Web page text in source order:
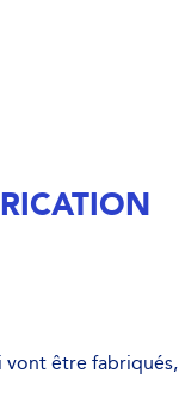
vont être fabriqués,